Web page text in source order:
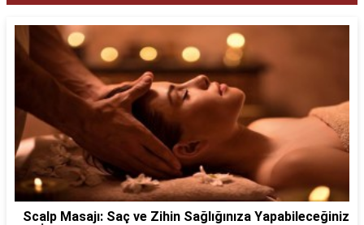
Scalp Masajı: Saç ve Zihin Sağlığınıza Yapabileceğiniz